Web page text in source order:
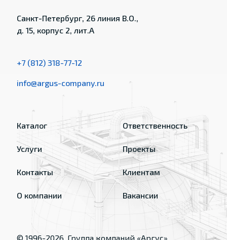
Санкт-Петербург, 26 линия В.О.,
д. 15, корпус 2, лит.А
+7 (812) 318-77-12
info@argus-company.ru
Каталог
Услуги
Контакты
О компании
Ответственность
Проекты
Клиентам
Вакансии
© 1996-2026 , Группа компаний «Аргус»